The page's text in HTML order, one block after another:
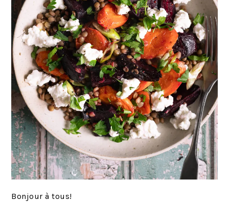
Bonjour à tous!